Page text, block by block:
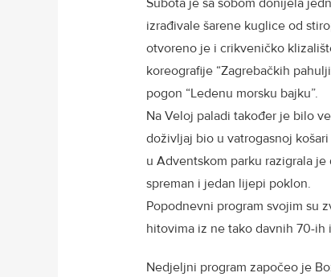
Subota je sa sobom donijela
izrađivale šarene kuglice od
otvoreno je i crikveničko
koreografije “Zagrebačkih
pogon “Ledenu morsku bajku”.
Na Veloj paladi također je bilo
doživljaj bio u vatrogasnoj
u Adventskom parku razigrala
spreman i jedan lijepi poklon.
Popodnevni program svojim su
hitovima iz ne tako davnih 70-ih
Nedjeljni program započeo je